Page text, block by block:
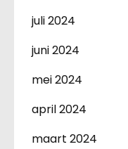
juli 2024
juni 2024
mei 2024
april 2024
maart 2024